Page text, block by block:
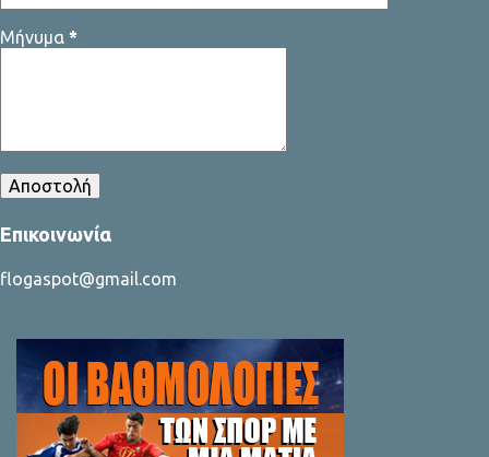
Μήνυμα *
Επικοινωνία
flogaspot@gmail.com